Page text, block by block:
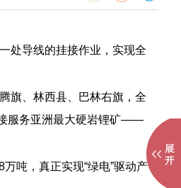
处导线的挂接作业，实现全
旗、林西县、巴林右旗，全
服务亚洲最大硬岩锂矿——
吨，真正实现“绿电”驱动产